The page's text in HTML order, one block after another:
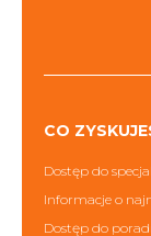
CO
Dostęp do
Informacje o
Dostęp do